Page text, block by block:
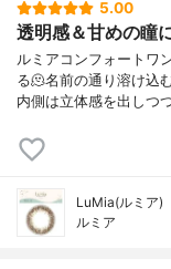
5.00
透明感＆甘めの瞳
ルミアコンフォートワ
る🫠名前の通り溶け込
内側は立体感を出しつ
LuMia(ルミア)
ルミア